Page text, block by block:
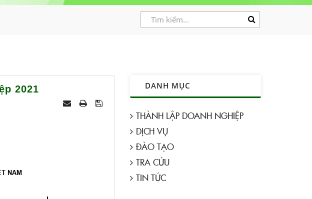
2021 DANH MỤC
THÀNH LẬP DOANH NGHIỆP
DỊCH VỤ
ĐÀO TẠO
TRA CỨU
TIN TỨC